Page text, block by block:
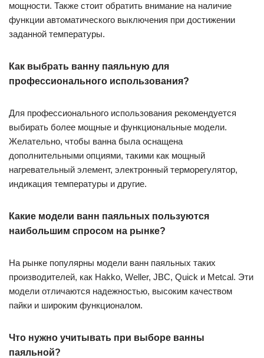
мощности. Также стоит обратить внимание на наличие
функции автоматического выключения при достижении
заданной температуры.
Как выбрать ванну паяльную для
профессионального использования?
Для профессионального использования рекомендуется
выбирать более мощные и функциональные модели.
Желательно, чтобы ванна была оснащена
дополнительными опциями, такими как мощный
нагревательный элемент, электронный терморегулятор,
индикация температуры и другие.
Какие модели ванн паяльных пользуются
наибольшим спросом на рынке?
На рынке популярны модели ванн паяльных таких
производителей, как Hakko, Weller, JBC, Quick и Metcal. Эти
модели отличаются надежностью, высоким качеством
пайки и широким функционалом.
Что нужно учитывать при выборе ванны
паяльной?